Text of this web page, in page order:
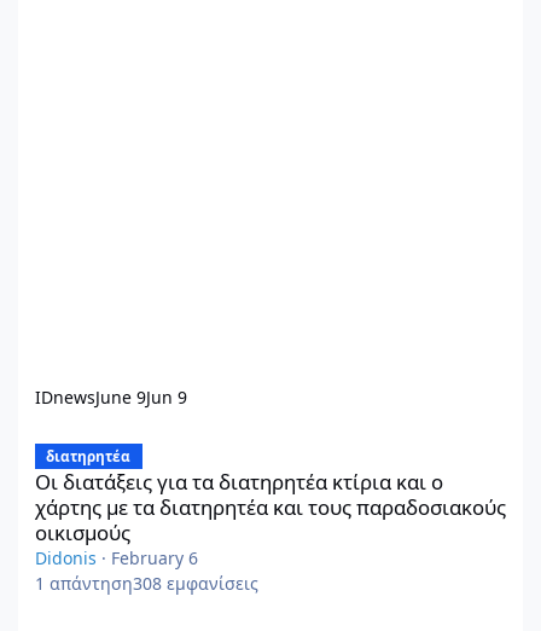
IDnewsJune 9Jun 9
Οι διατάξεις για τα διατηρητέα κτίρια και ο χάρτης με τα
διατηρητέα
Οι διατάξεις για τα διατηρητέα κτίρια και ο
χάρτης με τα διατηρητέα και τους παραδοσιακούς
οικισμούς
Didonis · February 6
1 απάντηση308 εμφανίσεις